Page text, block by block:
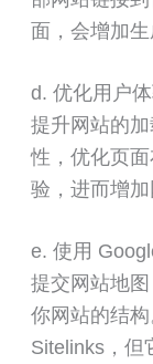
面，会增加生
d. 优化用户
提升网站的
性，优化页
验，进而增加
e. 使用
提交网站地
你网站的结
Sitelinks，但